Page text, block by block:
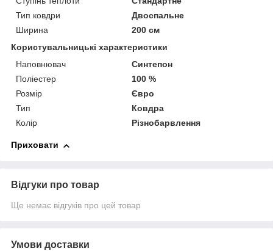
Тип ковдри
Двоспальне
Ширина
200 см
Користувальницькі характеристики
Наповнювач
Синтепон
Поліестер
100 %
Розмір
Євро
Тип
Ковдра
Колір
Різнобарвлення
Приховати
Відгуки про товар
Ще немає відгуків про цей товар
Умови доставки